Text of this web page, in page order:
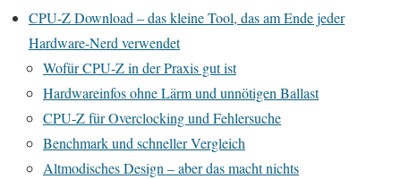
CPU-Z Download – das kleine Tool, das am Ende jeder
Hardware-Nerd verwendet
Wofür CPU-Z in der Praxis gut ist
Hardwareinfos ohne Lärm und unnötigen Ballast
CPU-Z für Overclocking und Fehlersuche
Benchmark und schneller Vergleich
Altmodisches Design – aber das macht nichts